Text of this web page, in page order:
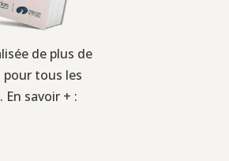
de plus de
pour tous les
En savoir + :